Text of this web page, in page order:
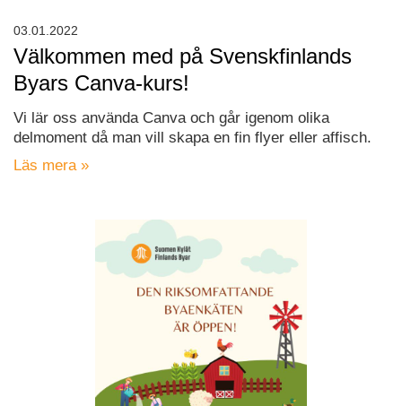
Välkommen med på Svenskfinlands
Byars Canva-kurs!
Vi lär oss använda Canva och går igenom olika
delmoment då man vill skapa en fin flyer eller affisch.
Läs mera »
03.01.2022